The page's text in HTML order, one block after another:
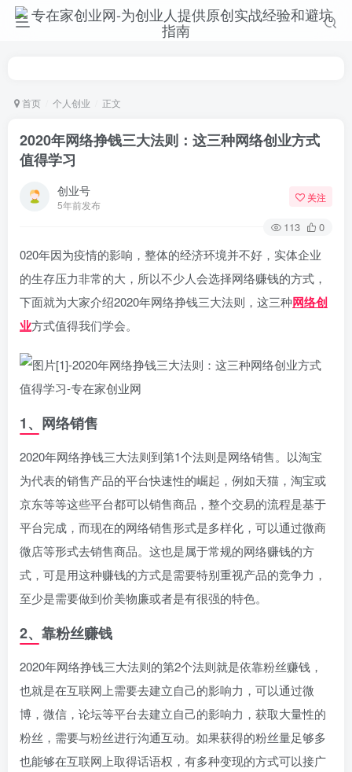
首页 个人创业 正文
2020年网络挣钱三大法则：这三种网络创业方式
值得学习
创业号
5年前发布
关注
113 0
020年因为疫情的影响，整体的经济环境并不好，实体企业
的生存压力非常的大，所以不少人会选择网络赚钱的方式，
下面就为大家介绍2020年网络挣钱三大法则，这三种网络创
业方式值得我们学会。
1、网络销售
2020年网络挣钱三大法则到第1个法则是网络销售。以淘宝
为代表的销售产品的平台快速性的崛起，例如天猫，淘宝或
京东等等这些平台都可以销售商品，整个交易的流程是基于
平台完成，而现在的网络销售形式是多样化，可以通过微商
微店等形式去销售商品。这也是属于常规的网络赚钱的方
式，可是用这种赚钱的方式是需要特别重视产品的竞争力，
至少是需要做到价美物廉或者是有很强的特色。
2、靠粉丝赚钱
2020年网络挣钱三大法则的第2个法则就是依靠粉丝赚钱，
也就是在互联网上需要去建立自己的影响力，可以通过微
博，微信，论坛等平台去建立自己的影响力，获取大量性的
粉丝，需要与粉丝进行沟通互动。如果获得的粉丝量足够多
也能够在互联网上取得话语权，有多种变现的方式可以接广